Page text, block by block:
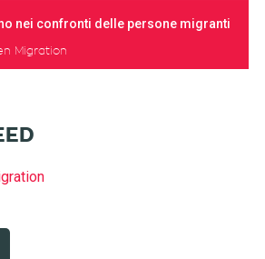
nei confronti delle persone migranti
Migration